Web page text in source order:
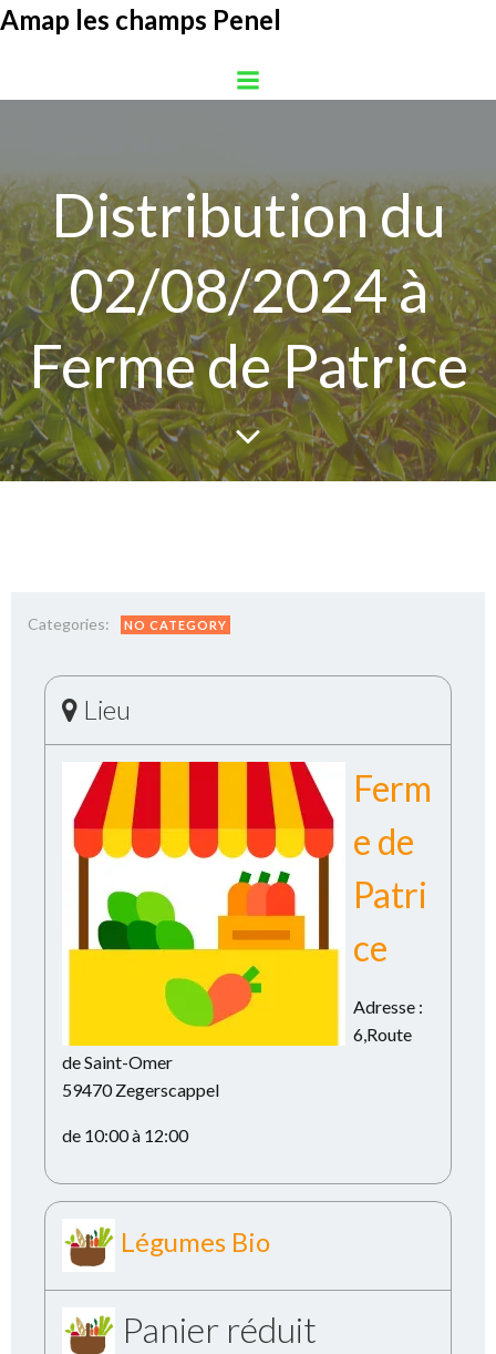
Aller
Amap les champs Penel
Distribution du
02/08/2024 à
Ferme de Patrice
Categories: NO CATEGORY
Lieu
Ferm
e de
Patri
ce
Adresse :
6,Route
de Saint-Omer
59470 Zegerscappel
de 10:00 à 12:00
Légumes Bio
Panier réduit